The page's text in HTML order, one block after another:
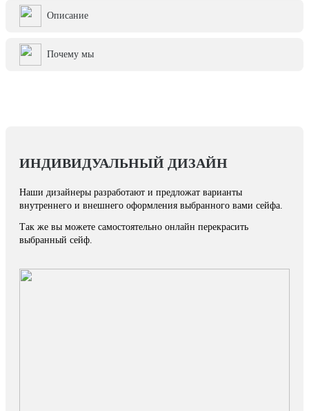
Описание
Почему мы
ИНДИВИДУАЛЬНЫЙ ДИЗАЙН
Наши дизайнеры разработают и предложат варианты
внутреннего и внешнего оформления выбранного вами сейфа.
Так же вы можете самостоятельно онлайн перекрасить
выбранный сейф.